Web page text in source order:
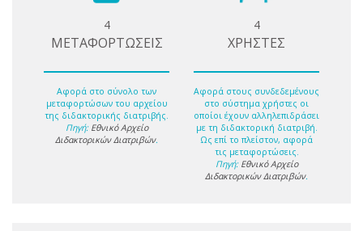
4
ΜΕΤΑΦΟΡΤΩΣΕΙΣ
Αφορά στο σύνολο των
μεταφορτώσων του αρχείου
της διδακτορικής διατριβής.
Πηγή: Εθνικό Αρχείο
Διδακτορικών Διατριβών.
4
ΧΡΗΣΤΕΣ
Αφορά στους συνδεδεμένους
στο σύστημα χρήστες οι
οποίοι έχουν αλληλεπιδράσει
με τη διδακτορική διατριβή.
Ως επί το πλείστον, αφορά
τις μεταφορτώσεις.
Πηγή: Εθνικό Αρχείο
Διδακτορικών Διατριβών.